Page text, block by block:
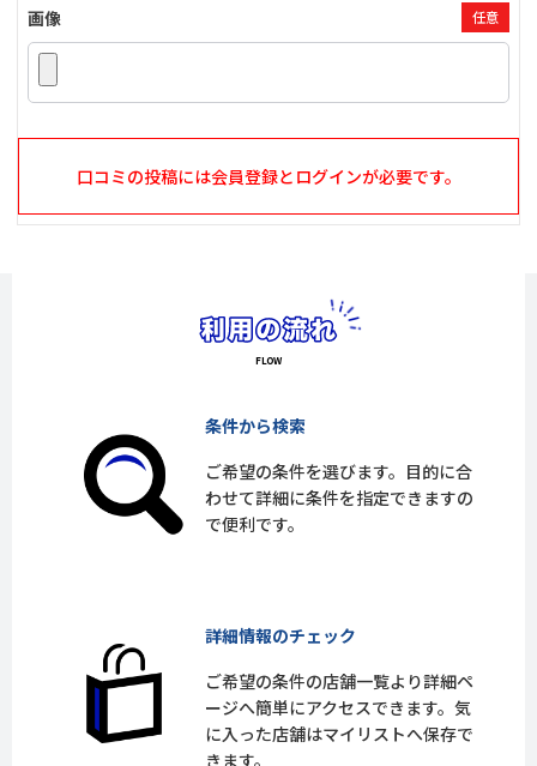
画像 任意
口コミの投稿には会員登録とログインが必要です。
条件から検索
ご希望の条件を選びます。目的に合
わせて詳細に条件を指定できますの
で便利です。
詳細情報のチェック
ご希望の条件の店舗一覧より詳細ペ
ージへ簡単にアクセスできます。気
に入った店舗はマイリストへ保存で
きます。